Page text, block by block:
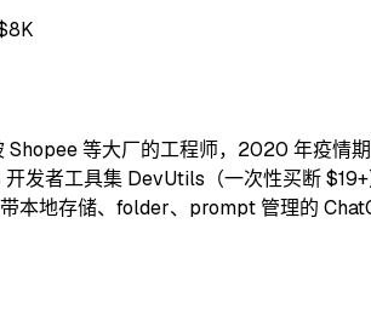
Shopee 等大厂的工程师，2020 年疫
发者工具集 DevUtils（一次性买断
本地存储、folder、prompt 管理的